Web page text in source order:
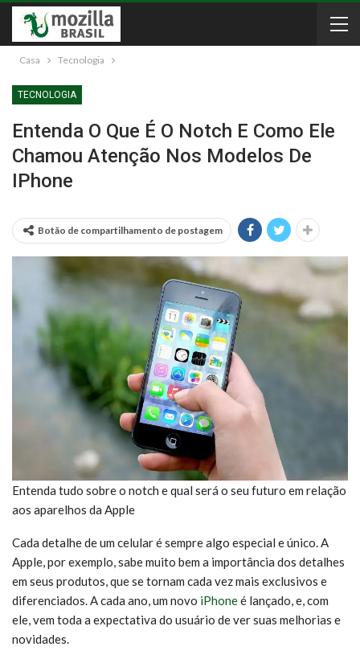
Casa Tecnologia
TECNOLOGIA
Entenda O Que É O Notch E Como Ele
Chamou Atenção Nos Modelos De
IPhone
Botão de compartilhamento de postagem
Entenda tudo sobre o notch e qual será o seu futuro em relação
aos aparelhos da Apple
Cada detalhe de um celular é sempre algo especial e único. A
Apple, por exemplo, sabe muito bem a importância dos detalhes
em seus produtos, que se tornam cada vez mais exclusivos e
diferenciados. A cada ano, um novo iPhoneé lançado, e, com
ele, vem toda a expectativa do usuário de ver suas melhorias e
novidades.